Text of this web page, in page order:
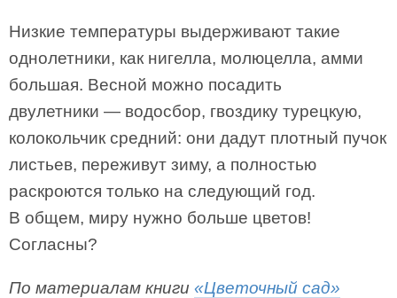
Низкие температуры выдерживают такие
однолетники, как нигелла, молюцелла, амми
большая. Весной можно посадить
двулетники — водосбор, гвоздику турецкую,
колокольчик средний: они дадут плотный пучок
листьев, переживут зиму, а полностью
раскроются только на следующий год.
В общем, миру нужно больше цветов!
Согласны?
По материалам книги «Цветочный сад»